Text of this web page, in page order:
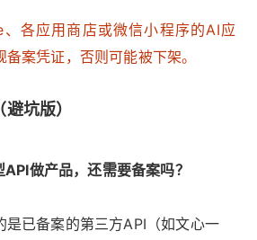
各应用商店或微信小程序的AI应
案凭证，否则可能被下架。
坑版）
做产品，还需要备案吗？
是已备案的第三方API（如文心一